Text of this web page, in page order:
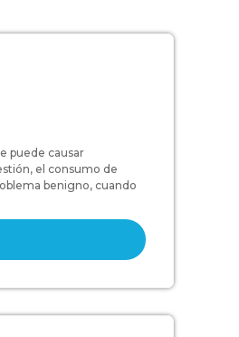
puede causar
el consumo de
benigno, cuando